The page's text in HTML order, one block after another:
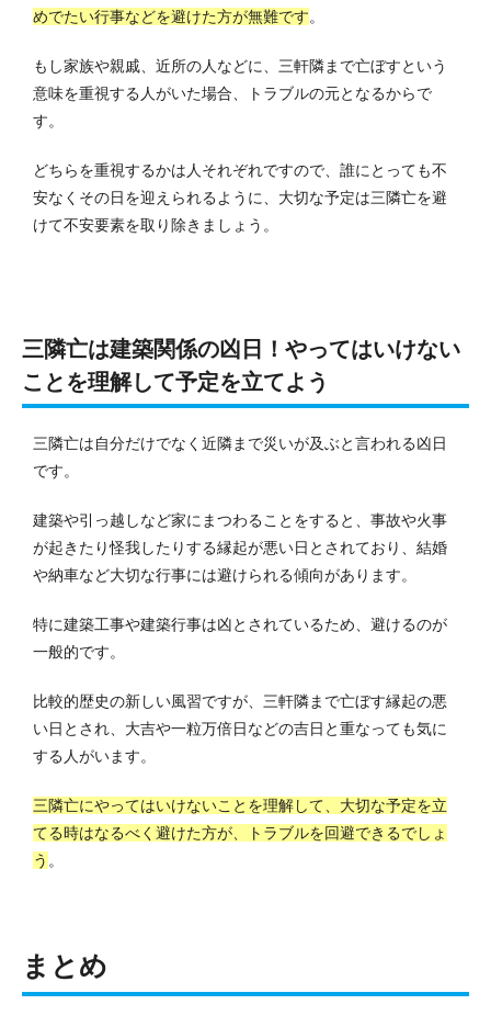
めでたい行事などを避けた方が無難です。
もし家族や親戚、近所の人などに、三軒隣まで亡ぼすという
意味を重視する人がいた場合、トラブルの元となるからで
す。
どちらを重視するかは人それぞれですので、誰にとっても不
安なくその日を迎えられるように、大切な予定は三隣亡を避
けて不安要素を取り除きましょう。
三隣亡は建築関係の凶日！やってはいけない
ことを理解して予定を立てよう
三隣亡は自分だけでなく近隣まで災いが及ぶと言われる凶日
です。
建築や引っ越しなど家にまつわることをすると、事故や火事
が起きたり怪我したりする縁起が悪い日とされており、結婚
や納車など大切な行事には避けられる傾向があります。
特に建築工事や建築行事は凶とされているため、避けるのが
一般的です。
比較的歴史の新しい風習ですが、三軒隣まで亡ぼす縁起の悪
い日とされ、大吉や一粒万倍日などの吉日と重なっても気に
する人がいます。
三隣亡にやってはいけないことを理解して、大切な予定を立
てる時はなるべく避けた方が、トラブルを回避できるでしょ
う 。
まとめ